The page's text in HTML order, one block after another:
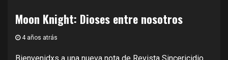
Moon Knight: Dioses entre nosotros
4 años atrás